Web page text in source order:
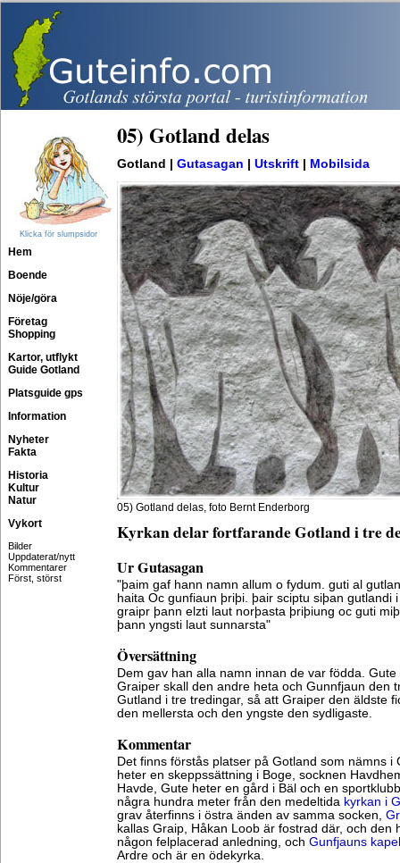
Klicka för slumpsidor
Hem
Boende
Nöje/göra
Företag
Shopping
Kartor, utflykt
Guide Gotland
Platsguide gps
Information
Nyheter
Fakta
Historia
Kultur
Natur
Vykort
Bilder
Uppdaterat/nytt
Kommentarer
Först, störst
05) Gotland delas
Gotland | Gutasagan Utskrift Mobilsida
05) Gotland delas, foto Bernt Enderborg
Kyrkan delar fortfarande Gotland i tre
Ur Gutasagan
"þaim gaf hann namn allum o fydum. guti al
haita Oc gunfiaun þriþi. þair sciptu siþan gutlandi
graipr þann elzti laut norþasta þriþiung oc guti
þann yngsti laut sunnarsta"
Översättning
Dem gav han alla namn innan de var födda.
Graiper skall den andre heta och Gunnfjaun den
Gutland i tre tredingar, så att Graiper den äldste
den mellersta och den yngste den sydligaste.
Kommentar
Det finns förstås platser på Gotland som nämns i
heter en skeppssättning i Boge, socknen
Havde, Gute heter en gård i Bäl och en
några hundra meter från den medeltida kyrkan i
grav återfinns i östra änden av samma socken,
kallas Graip, Håkan Loob är fostrad där, och den
någon felplacerad anledning, och Gunfjauns
Ardre och är en ödekyrka.